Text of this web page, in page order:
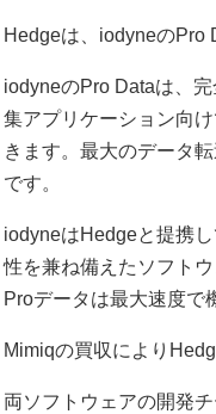
Hedgeは、iodyneのPro
iodyneのPro Dataは、
集アプリケーション向
きます。最大のデータ
です。
iodyneはHedgeと提携
性を兼ね備えたソフト
Proデータは最大速度で
Mimiqの買収により
両ソフトウェアの開発